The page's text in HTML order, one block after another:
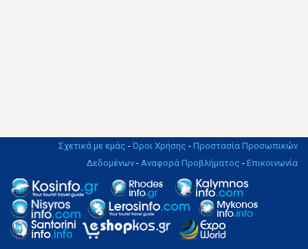
Σχετικά με εμάς - Όροι Χρήσης - Προστασία Προσωπικών
Δεδομένων - Αναφορά Προβλήματος - Επικοινωνία